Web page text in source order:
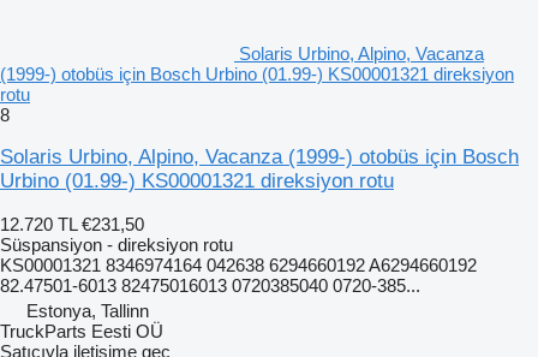
Solaris Urbino, Alpino, Vacanza
(1999-) otobüs için Bosch Urbino (01.99-) KS00001321 direksiyon
rotu
8
Solaris Urbino, Alpino, Vacanza (1999-) otobüs için Bosch
Urbino (01.99-) KS00001321 direksiyon rotu
12.720 TL €231,50
Süspansiyon - direksiyon rotu
KS00001321 8346974164 042638 6294660192 A6294660192
82.47501-6013 82475016013 0720385040 0720-385...
Estonya, Tallinn
TruckParts Eesti OÜ
Satıcıyla iletişime geç